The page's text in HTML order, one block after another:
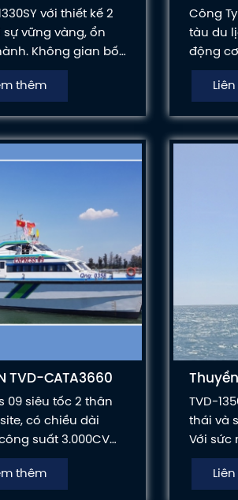
với thiết kế 2
vững vàng, ổn
Không gian bố
mái và tiện nghi
thêm
Công
tàu du
động
từ nước
Nam.
MẶT BIỂN TVD-CATA3660
09 siêu tốc 2 thân
có chiều dài
suất 3.000CV
280 hành khách/
thêm
TVD-
thái và
Với sức
mang